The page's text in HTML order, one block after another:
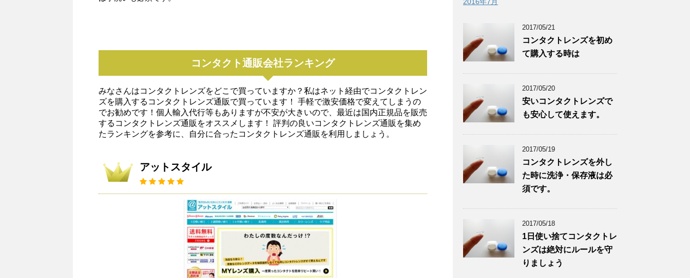
コンタクト通販会社ランキング
みなさんはコンタクトレンズをどこで買っていますか？私はネット経由でコンタクトレン
ズを購入するコンタクトレンズ通販で買っています！ 手軽で激安価格で変えてしまうの
でお勧めです！個人輸入代行等もありますが不安が大きいので、最近は国内正規品を販売
するコンタクトレンズ通販をオススメします！ 評判の良いコンタクトレンズ通販を集め
たランキングを参考に、自分に合ったコンタクトレンズ通販を利用しましょう。
アットスタイル
2017/05/21
コンタクトレンズを初め
て購入する時は
2017/05/20
安いコンタクトレンズで
も安心して使えます。
2017/05/19
コンタクトレンズを外し
た時に洗浄・保存液は必
須です。
2017/05/18
1日使い捨てコンタクトレ
ンズは絶対にルールを守
りましょう